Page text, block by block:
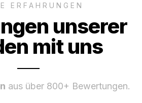
ERFAHRUNGEN
unserer
mit uns
aus über 800+ Bewertungen.